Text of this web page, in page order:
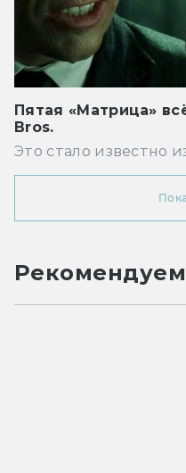
Пятая «Матрица»
Bros.
Это стало известно
Рекомендуем